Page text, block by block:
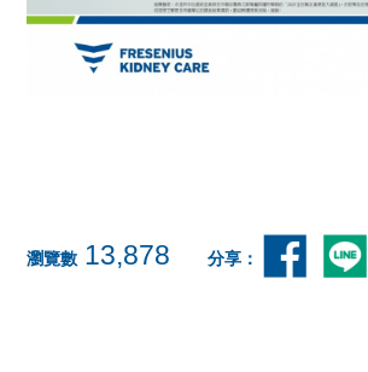
瀏覽數 13,878 分享：